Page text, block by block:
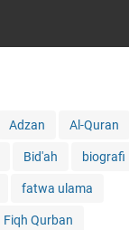
Adzan Al-Quran
Bid'ah biografi
fatwa ulama
Fiqh Qurban